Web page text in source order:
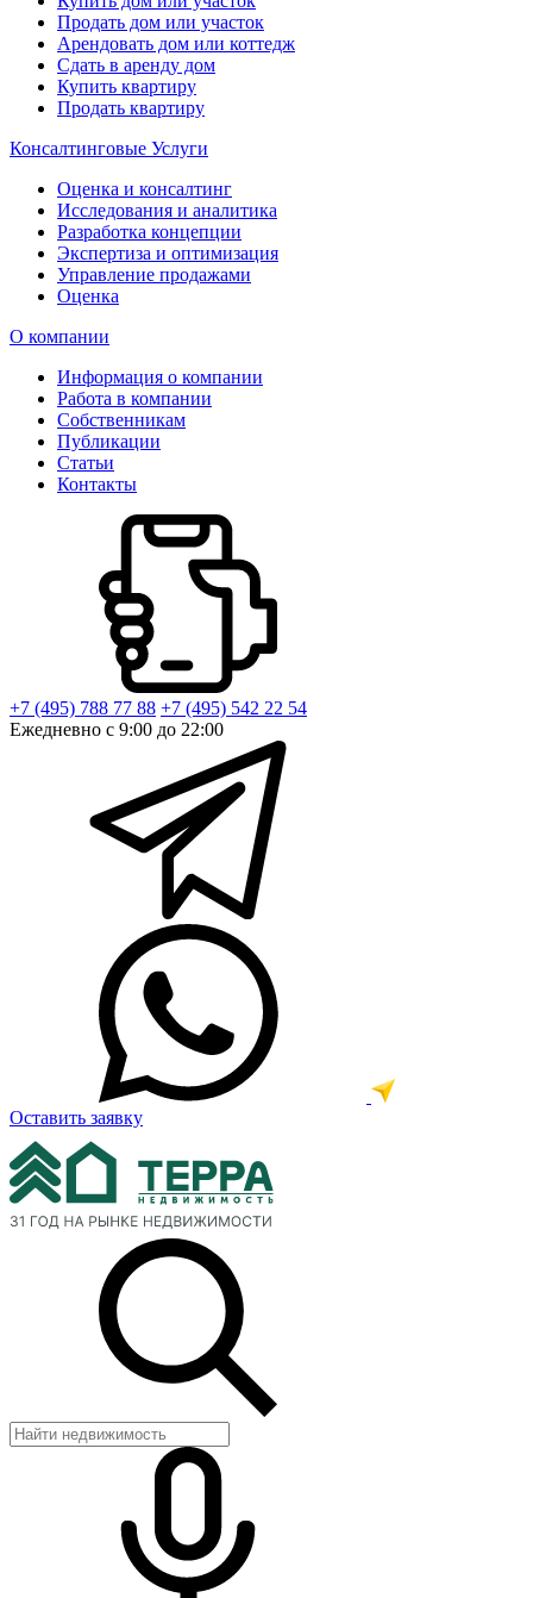
Продать дом или участок
Арендовать дом или коттедж
Сдать в аренду дом
Купить квартиру
Продать квартиру
Консалтинговые Услуги
Оценка и консалтинг
Исследования и аналитика
Разработка концепции
Экспертиза и оптимизация
Управление продажами
Оценка
О компании
Информация о компании
Работа в компании
Собственникам
Публикации
Статьи
Контакты
+7 (495) 788 77 88 +7 (495) 542 22 54
Ежедневно с 9:00 до 22:00
Оставить заявку